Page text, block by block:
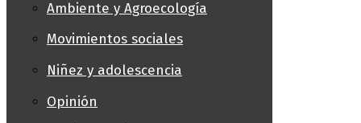
Ambiente y Agroecología
Movimientos sociales
Niñez y adolescencia
Opinión